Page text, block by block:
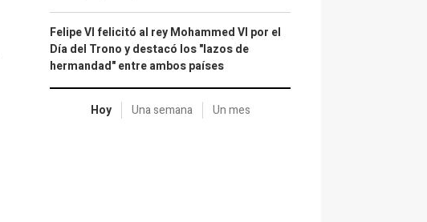
Felipe VI felicitó al rey Mohammed VI por el
Día del Trono y destacó los "lazos de
hermandad" entre ambos países
Hoy Una semana Un mes